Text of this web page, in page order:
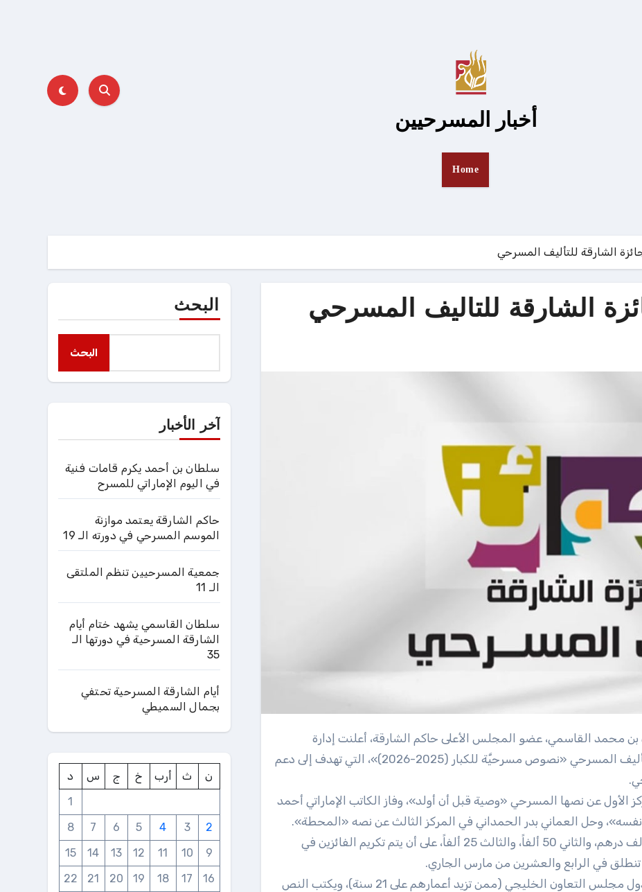
أخبار المسرحيين
Home
الشارقة للتأليف المسرحي
الشارقة للتأليف المسرحي
المسرح بدائرة الثقافة أسماء الفائزين بجائزة التأليف المسرحي «نصوص مسرحيَّة للكبار (2025-2026)»، التي تهدف إلى دعم
الأول عن نصها المسرحي «وصية قبل أن أولد»، وفاز الكاتب الإماراتي أحمد
نفسه»، وحل العماني بدر الحمداني في المركز الثالث عن نصه «المحطة».
وينال الفائز بالمركز الأول مبلغاً مالياً قدره 100 ألف درهم، والثاني 50 ألفاً، والثالث 25 ألفاً، على أن يتم تكريم الفائزين في
وتشترط الجائزة أن يكون المشارك من مواطني دول مجلس التعاون الخليجي (ممن تزيد أعمارهم على 21 سنة)، ويكتب النص
البحث
البحث
آخر الأخبار
سلطان بن أحمد يكرم قامات فنية
في اليوم الإماراتي للمسرح
حاكم الشارقة يعتمد موازنة
الموسم المسرحي في دورته الـ 19
جمعية المسرحيين تنظم الملتقى
الـ 11
سلطان القاسمي يشهد ختام أيام
الشارقة المسرحية في دورتها الـ
35
أيام الشارقة المسرحية تحتفي
بجمال السميطي
ن ث أرب خ ج س
د
1
2
3
4
5
6
7
8
9
10
11
12
13
14
15
16
17
18
19
20
21
22